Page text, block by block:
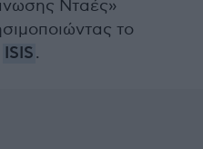
Νταές»
το
ISIS.